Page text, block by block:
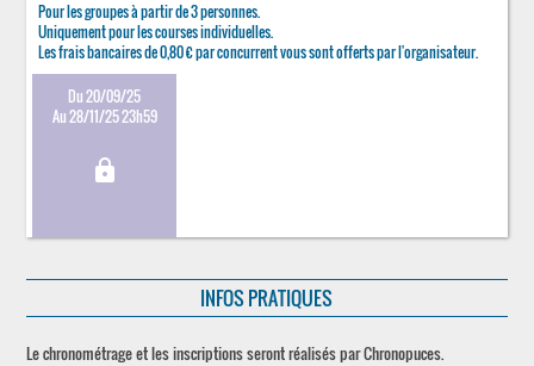
Pour les groupes à partir de 3 personnes.
Uniquement pour les courses individuelles.
Les frais bancaires de 0,80 € par concurrent vous sont offerts par l'organisateur.
Du 20/09/25
Au 28/11/25 23h59
lock
INFOS PRATIQUES
Le chronométrage et les inscriptions seront réalisés par Chronopuces.